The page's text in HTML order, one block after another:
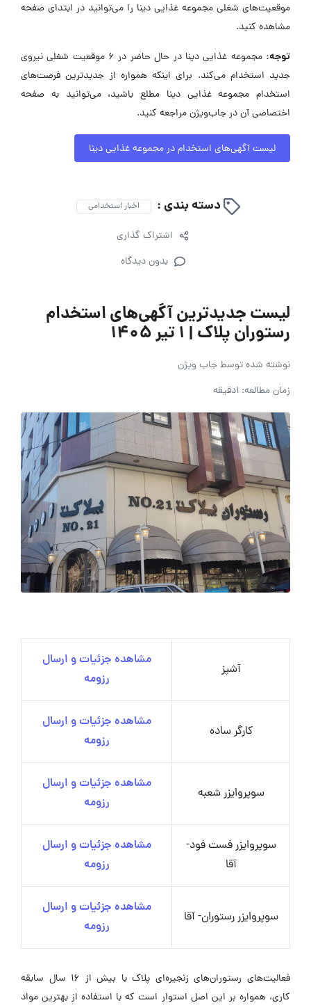
موقعیت‌های شغلی مجموعه غذایی دینا را می‌توانید در ابتدای صفحه
مشاهده کنید.
توجه:
مجموعه غذایی دینا در حال حاضر در ۶ موقعیت شغلی نیروی
جدید استخدام می‌کند. برای اینکه همواره از جدیدترین فرصت‌های
استخدام مجموعه غذایی دینا مطلع باشید، می‌توانید به صفحه
اختصاصی آن در جاب‌ویژن مراجعه کنید.
لیست آگهی‌های استخدام در مجموعه غذایی دینا
دسته بندی : اخبار استخدامی
اشتراک گذاری
بدون دیدگاه
لیست جدیدترین آگهی‌های استخدام
رستوران پلاک | ۱ تیر ۱۴۰۵
نوشته شده توسطجاب ویژن
زمان مطالعه: 1دقیقه
آشپز
مشاهده جزئیات و ارسال
رزومه
کارگر ساده
مشاهده جزئیات و ارسال
رزومه
سوپروایزر شعبه
مشاهده جزئیات و ارسال
رزومه
سوپروایزر فست فود-
آقا
مشاهده جزئیات و ارسال
رزومه
سوپروایزر رستوران- آقا
مشاهده جزئیات و ارسال
رزومه
فعالیت‌های رستوران‌های زنجیره‌ای پلاک با بیش از 16 سال سابقه
کاری، همواره بر این اصل استوار است که با استفاده از بهترین مواد